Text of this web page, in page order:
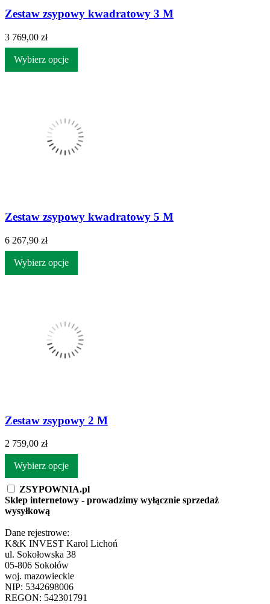
Zestaw zsypowy kwadratowy 3 M
3 769,00 zł
Wybierz opcje
Zestaw zsypowy kwadratowy 5 M
6 267,90 zł
Wybierz opcje
Zestaw zsypowy 2 M
2 759,00 zł
Wybierz opcje
ZSYPOWNIA.pl
Sklep internetowy - prowadzimy wyłącznie sprzedaż
wysyłkową
Dane rejestrowe:
K&K INVEST Karol Lichoń
ul. Sokołowska 38
05-806 Sokołów
woj. mazowieckie
NIP: 5342698006
REGON: 542301791